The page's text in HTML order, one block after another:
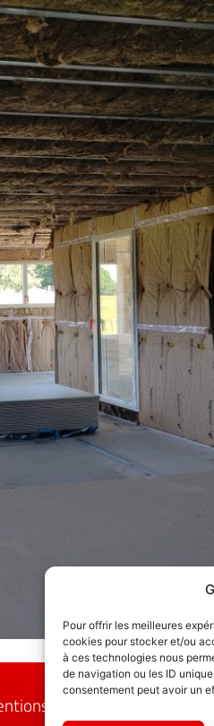
Pour offrir les meilleures
cookies pour stocker et/ou
à ces technologies nous
de navigation ou les ID
consentement peut avoir un
légales